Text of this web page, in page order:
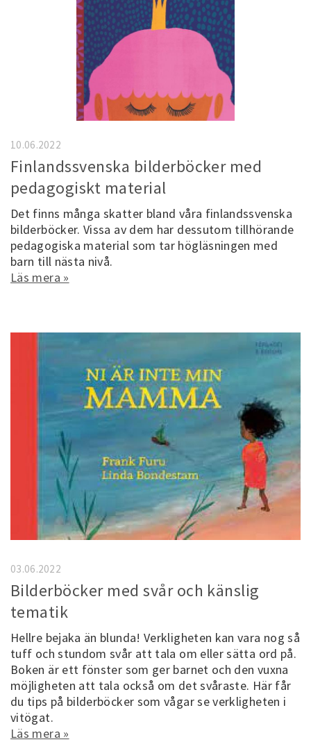
Finlandssvenska bilderböcker med
pedagogiskt material
Det finns många skatter bland våra finlandssvenska
bilderböcker. Vissa av dem har dessutom tillhörande
pedagogiska material som tar högläsningen med
barn till nästa nivå.
Läs mera »
10.06.2022
Bilderböcker med svår och känslig
tematik
Hellre bejaka än blunda! Verkligheten kan vara nog så
tuff och stundom svår att tala om eller sätta ord på.
Boken är ett fönster som ger barnet och den vuxna
möjligheten att tala också om det svåraste. Här får
du tips på bilderböcker som vågar se verkligheten i
vitögat.
Läs mera »
03.06.2022